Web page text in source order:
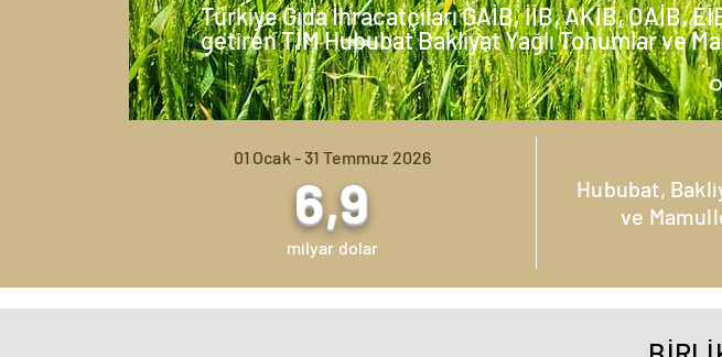
Türkiye Gıda İhracatçıları GAİB, İİB, AKİB, OAİB,
getiren TİM Hububat Bakliyat Yağlı Tohumlar ve
01 Ocak - 31 Temmuz 2026
6,9
milyar dolar
Hububat,
ve